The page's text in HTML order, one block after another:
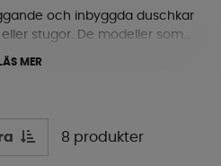
och inbyggda duschkar
stugor. De modeller som
runt om hela sargen samt
här nere!
LÄS MER
8 produkter